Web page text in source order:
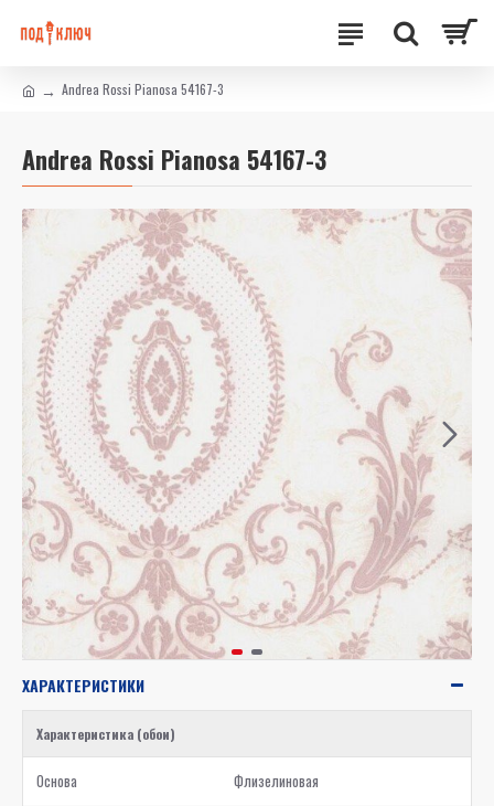
Andrea Rossi Pianosa 54167-3
Andrea Rossi Pianosa 54167-3
ХАРАКТЕРИСТИКИ
Характеристика (обои)
Основа Флизелиновая